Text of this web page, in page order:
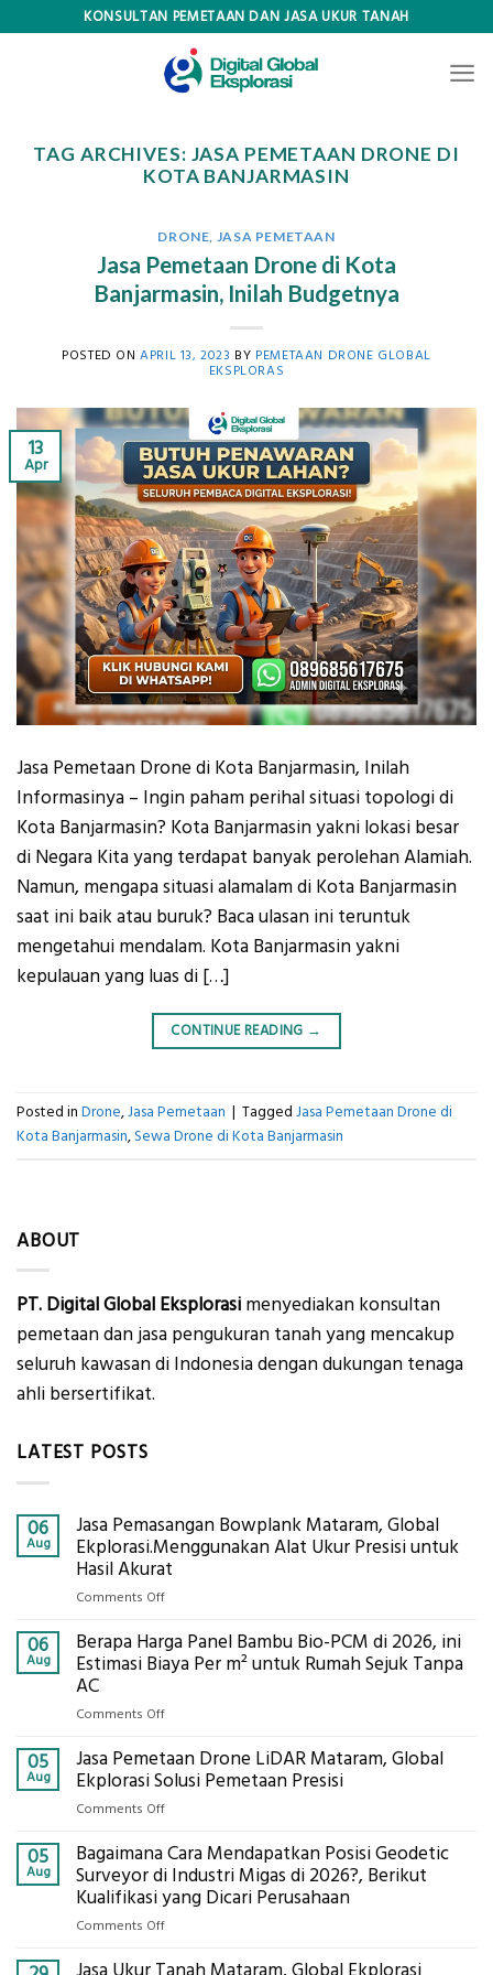
KONSULTAN PEMETAAN DAN JASA UKUR TANAH
TAG ARCHIVES: JASA PEMETAAN DRONE DI
KOTA BANJARMASIN
DRONE JASA PEMETAAN
Jasa Pemetaan Drone di Kota
Banjarmasin, Inilah Budgetnya
POSTED ONAPRIL 13, 2023 BY PEMETAAN DRONE GLOBAL
EKSPLORAS
13
Apr
Jasa Pemetaan Drone di Kota Banjarmasin, Inilah
Informasinya – Ingin paham perihal situasi topologi di
Kota Banjarmasin? Kota Banjarmasin yakni lokasi besar
di Negara Kita yang terdapat banyak perolehan Alamiah.
Namun, mengapa situasi alamalam di Kota Banjarmasin
saat ini baik atau buruk? Baca ulasan ini teruntuk
mengetahui mendalam. Kota Banjarmasin yakni
kepulauan yang luas di […]
CONTINUE READING →
Posted in Drone,Jasa Pemetaan | Tagged Jasa Pemetaan Drone di
Kota Banjarmasin,Sewa Drone di Kota Banjarmasin
ABOUT
PT. Digital Global Eksplorasi menyediakan konsultan
pemetaan dan jasa pengukuran tanah yang mencakup
seluruh kawasan di Indonesia dengan dukungan tenaga
ahli bersertifikat.
LATEST POSTS
06
Aug
Jasa Pemasangan Bowplank Mataram, Global
Ekplorasi.Menggunakan Alat Ukur Presisi untuk
Hasil Akurat
Comments Offon
Pemasangan
Bowplank
Ukur
Presisi
untuk
Akurat
06
Aug
Berapa Harga Panel Bambu Bio-PCM di 2026, ini
Estimasi Biaya Per m² untuk Rumah Sejuk Tanpa
AC
Comments Offon
Harga
Panel
di
2026,
ini
Estimasi
Per
05
Aug
Jasa Pemetaan Drone LiDAR Mataram, Global
Ekplorasi Solusi Pemetaan Presisi
Comments Offon
Pemetaan
Drone
LiDAR
Mataram,
05
Aug
Bagaimana Cara Mendapatkan Posisi Geodetic
Surveyor di Industri Migas di 2026?, Berikut
Kualifikasi yang Dicari Perusahaan
Comments Offon
Cara